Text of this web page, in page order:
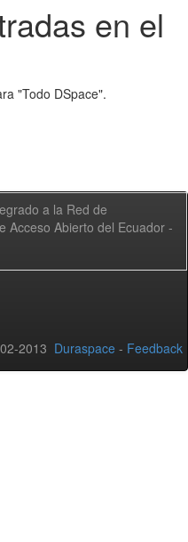
en el
"Todo DSpace".
a la Red de
Acceso Abierto del Ecuador -
2013 Duraspace - Feedback